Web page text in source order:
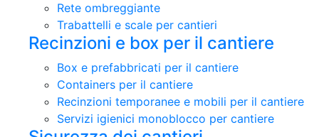
Rete ombreggiante
Trabattelli e scale per cantieri
Recinzioni e box per il cantiere
Box e prefabbricati per il cantiere
Containers per il cantiere
Recinzioni temporanee e mobili per il cantiere
Servizi igienici monoblocco per cantiere